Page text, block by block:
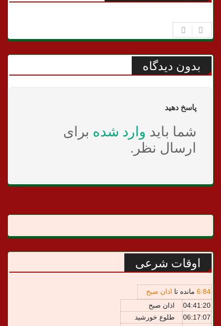
بدون دیدگاه
پاسخ دهید
شما باید وارد شده برای
ارسال نظر.
اوقات شرعی
6:84 مانده تا اذان صبح
04:41:20
اذان صبح
06:17:07
طلوع خورشید